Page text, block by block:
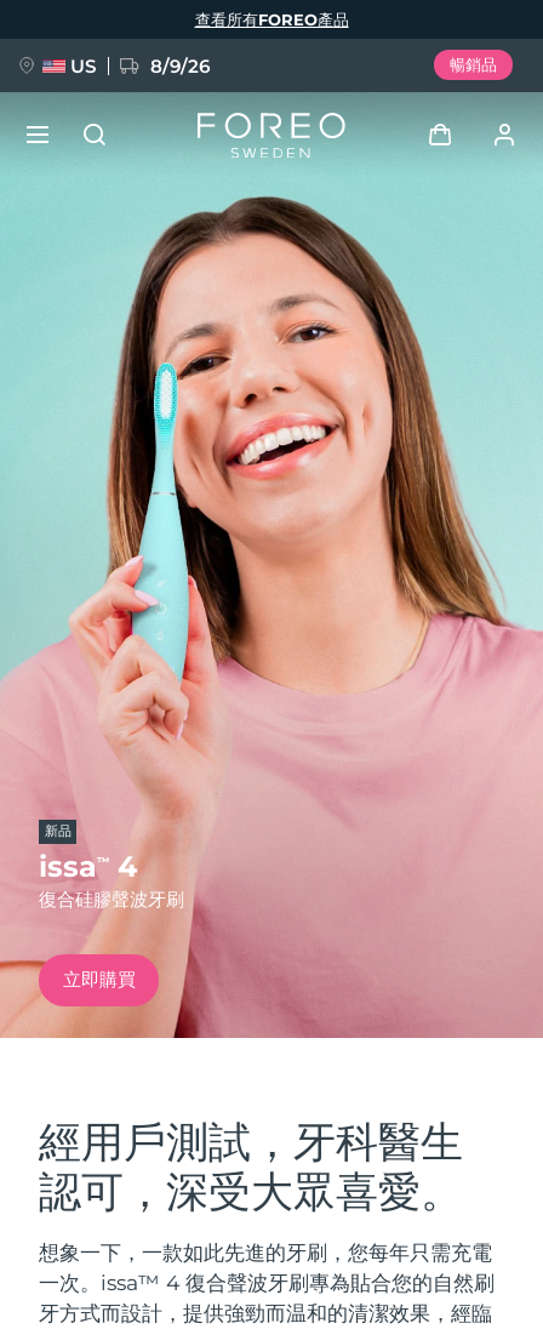
新品
issa™ 4
復合硅膠聲波牙刷
立即購買
經用戶測試，牙科醫生
認可，深受大眾喜愛。
想象一下，一款如此先進的牙刷，您每年只需充電
一次。issa™ 4 復合聲波牙刷專為貼合您的自然刷
牙方式而設計，提供強勁而温和的清潔效果，經臨
查看所有FOREO產品
US 8/9/26 暢銷品
我的訂單
我的地址
我的訂閱
FAQ™ Pure Beauty-Tech Elixir
BREAKING NEWS
issa™ Teeth Whitening Set
FAQ™ Dual LED Panel
熱門產品
特別優惠
紅光療法
LUNA™ 4 套裝
Anti-aging massage
BEAR™ 2 套裝
Microcurrent toning
Deutsch
Español
Français
Italiano
Português
Svenska
Русский
简体中文 繁體中文
發貨國家
美國 預計送達日期09/08/2026
預計送達日期08/08/2026
西班牙 預計送達日期
澳洲
法國
德國
加拿大
奧地利 預計送達日期08/08/2026
巴林 預計送達日期09/08/2026
比利時 預計送達日期 08/08/2026
百慕達 預計送達日期14/08/2026